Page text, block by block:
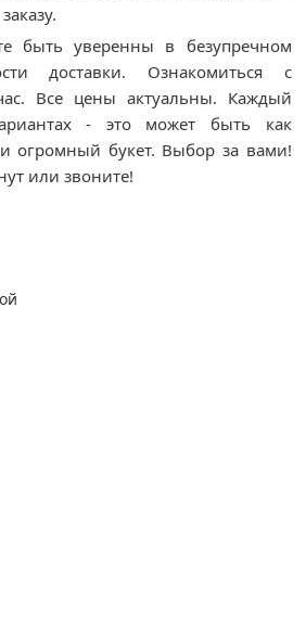
быть уверенны в безупречном
доставки. Ознакомиться с
Все цены актуальны. Каждый
- это может быть как
огромный букет. Выбор за вами!
или звоните!